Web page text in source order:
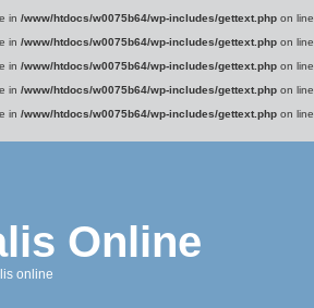
in /www/htdocs/w0075b64/wp-includes/gettext.phpon line
in /www/htdocs/w0075b64/wp-includes/gettext.phpon line
in /www/htdocs/w0075b64/wp-includes/gettext.phpon line
in /www/htdocs/w0075b64/wp-includes/gettext.phpon line
in /www/htdocs/w0075b64/wp-includes/gettext.phpon line
Online
online